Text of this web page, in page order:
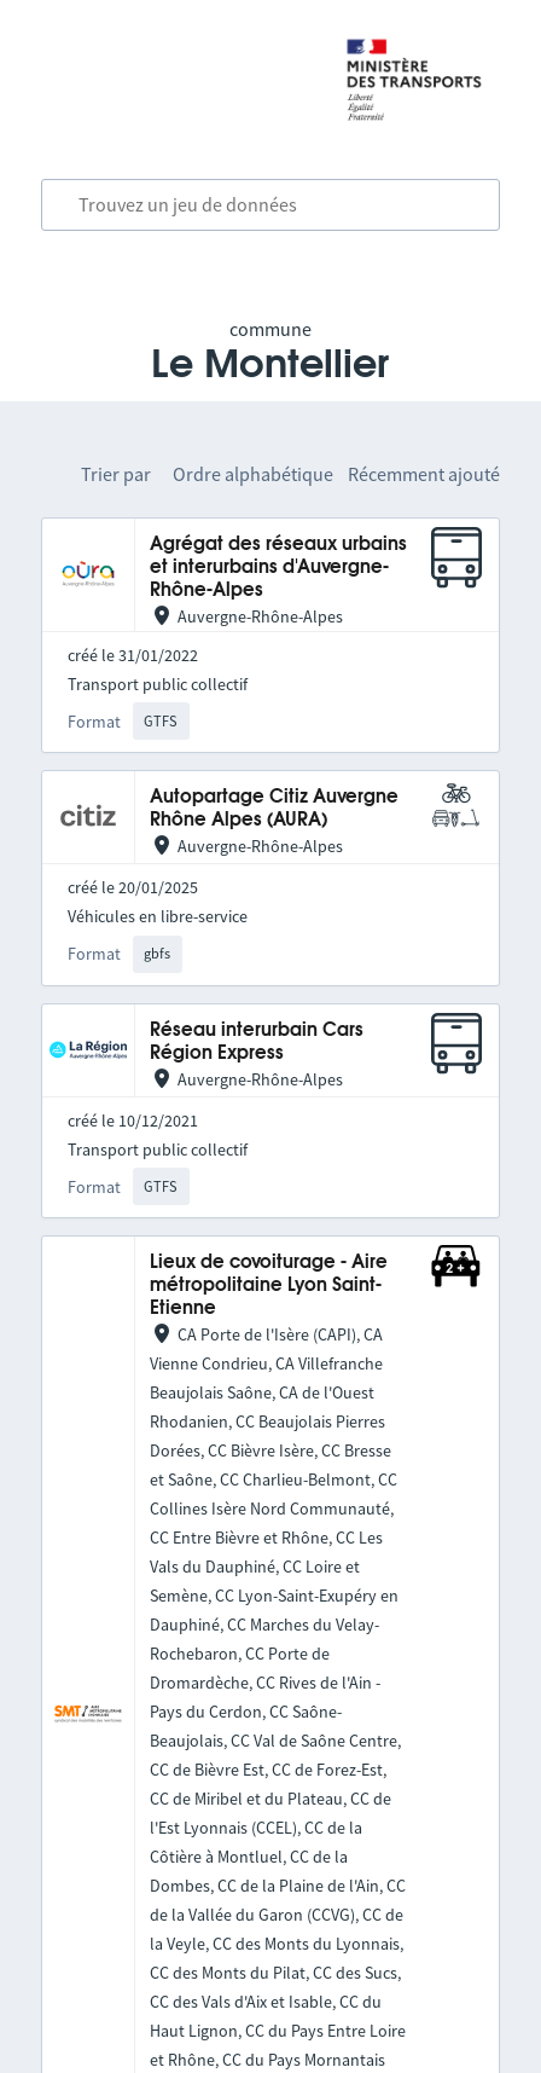
commune
Le Montellier
Trier par Ordre alphabétique Récemment ajouté
Agrégat des réseaux urbains
et interurbains d'Auvergne-
Rhône-Alpes
Auvergne-Rhône-Alpes
créé le 31/01/2022
Format GTFS
Transport public collectif
Autopartage Citiz Auvergne
Rhône Alpes (AURA)
Auvergne-Rhône-Alpes
créé le 20/01/2025
Format gbfs
Véhicules en libre-service
Réseau interurbain Cars
Région Express
Auvergne-Rhône-Alpes
créé le 10/12/2021
Format GTFS
Transport public collectif
Lieux de covoiturage - Aire
métropolitaine Lyon Saint-
Etienne
CA Porte de l'Isère (CAPI), CA
Vienne Condrieu, CA Villefranche
Beaujolais Saône, CA de l'Ouest
Rhodanien, CC Beaujolais Pierres
Dorées, CC Bièvre Isère, CC Bresse
et Saône, CC Charlieu-Belmont, CC
Collines Isère Nord Communauté,
CC Entre Bièvre et Rhône, CC Les
Vals du Dauphiné, CC Loire et
Semène, CC Lyon-Saint-Exupéry en
Dauphiné, CC Marches du Velay-
Rochebaron, CC Porte de
Dromardèche, CC Rives de l'Ain -
Pays du Cerdon, CC Saône-
Beaujolais, CC Val de Saône Centre,
CC de Bièvre Est, CC de Forez-Est,
CC de Miribel et du Plateau, CC de
l'Est Lyonnais (CCEL), CC de la
Côtière à Montluel, CC de la
Dombes, CC de la Plaine de l'Ain, CC
de la Vallée du Garon (CCVG), CC de
la Veyle, CC des Monts du Lyonnais,
CC des Monts du Pilat, CC des Sucs,
CC des Vals d'Aix et Isable, CC du
Haut Lignon, CC du Pays Entre Loire
et Rhône, CC du Pays Mornantais